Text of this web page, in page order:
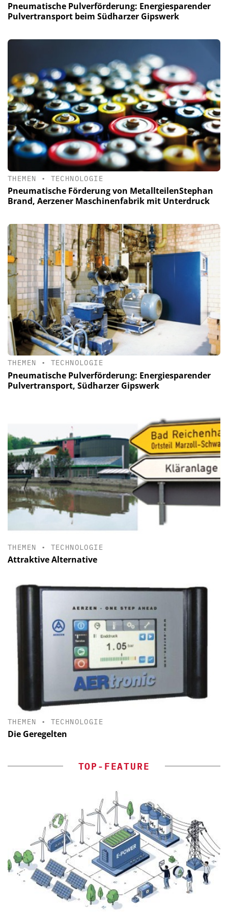
Pneumatische Pulverförderung: Energiesparender
Pulvertransport beim Südharzer Gipswerk
THEMEN • TECHNOLOGIE
Pneumatische Förderung von MetallteilenStephan
Brand, Aerzener Maschinenfabrik mit Unterdruck
THEMEN • TECHNOLOGIE
Pneumatische Pulverförderung: Energiesparender
Pulvertransport, Südharzer Gipswerk
THEMEN • TECHNOLOGIE
Attraktive Alternative
THEMEN • TECHNOLOGIE
Die Geregelten
TOP-FEATURE